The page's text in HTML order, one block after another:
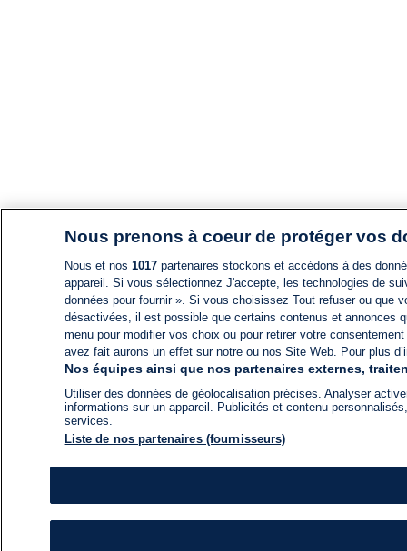
Nous prenons à coeur de protéger vos
Nous et nos 1017partenaires stockons et accédons à des
appareil. Si vous sélectionnez J'accepte, les technologies de
données pour fournir ». Si vous choisissez Tout refuser ou
désactivées, il est possible que certains contenus et annonces
menu pour modifier vos choix ou pour retirer votre
avez fait aurons un effet sur notre ou nos Site Web. Pour plus
Nos équipes ainsi que nos partenaires externes,
Utiliser des données de géolocalisation précises. Analyser
informations sur un appareil. Publicités et contenu
services.
Liste de nos partenaires (fournisseurs)